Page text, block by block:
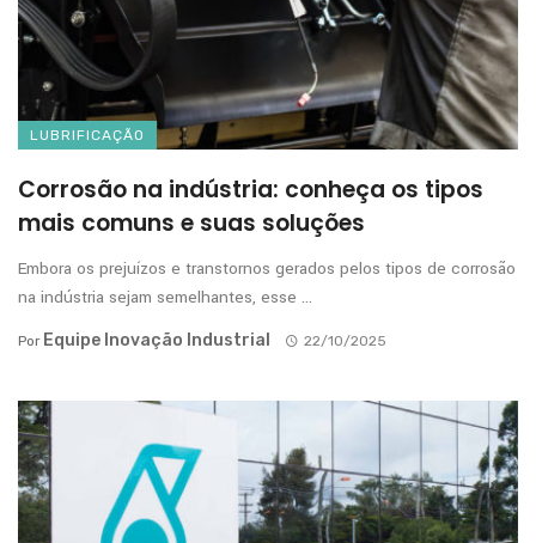
LUBRIFICAÇÃO
Corrosão na indústria: conheça os tipos
mais comuns e suas soluções
Embora os prejuízos e transtornos gerados pelos tipos de corrosão
na indústria sejam semelhantes, esse ...
Por Equipe Inovação Industrial 22/10/2025